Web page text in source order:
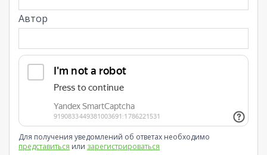
Автор
Для получения уведомлений об ответах необходимо
представиться или зарегистрироваться